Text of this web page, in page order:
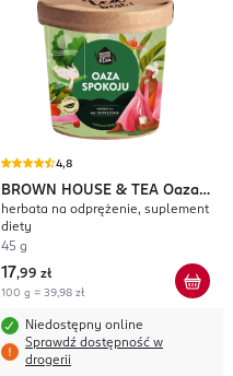
4,8
BROWN HOUSE & TEA Oaza
Spokoju
herbata na odprężenie, suplement
diety
45 g
17,99 zł
100 g = 39,98 zł
Niedostępny online
Sprawdź dostępność w
drogerii